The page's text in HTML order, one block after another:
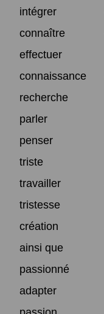
intégrer
connaître
effectuer
connaissance
recherche
parler
penser
triste
travailler
tristesse
création
ainsi que
passionné
adapter